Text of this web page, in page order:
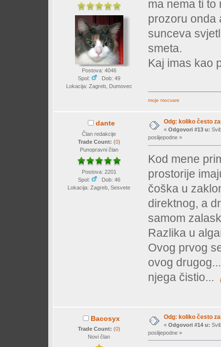
Postova: 4046
Spol:
Dob: 49
Lokacija: Zagreb, Dumovec
ma nema ti
prozoru onda
sunceva
smeta.
Kaj imas kao
moje mocvare
dante
Član redakcije
Trade Count: (0)
Punopravni član
Postova: 2201
Spol:
Dob: 46
Lokacija: Zagreb, Sesvete
Odg: koliko često
« Odgovori #13 u:
poslijepodne »
Kod mene
prostorije
čoška u
direktnog, a
samom
Razlika u
Ovog prvog
ovog
njega čistio...
Bacosyx
Trade Count: (0)
Novi član
Odg: koliko često
« Odgovori #14 u:
poslijepodne »